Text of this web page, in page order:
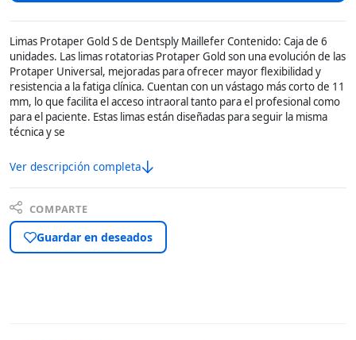
Limas Protaper Gold S de Dentsply Maillefer Contenido: Caja de 6
unidades. Las limas rotatorias Protaper Gold son una evolución de las
Protaper Universal, mejoradas para ofrecer mayor flexibilidad y
resistencia a la fatiga clínica. Cuentan con un vástago más corto de 11
mm, lo que facilita el acceso intraoral tanto para el profesional como
para el paciente. Estas limas están diseñadas para seguir la misma
técnica y se
Ver descripción completa
COMPARTE
Guardar en deseados